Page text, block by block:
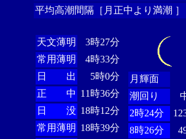
平均高潮間隔［月正中より満潮 ］
天文薄明
3時27分
常用薄明
4時33分
日 出
5時0分
正 中 11時36分
日 没 18時12分
常用薄明 18時39分
月輝面
潮回り
2時24分
8時26分